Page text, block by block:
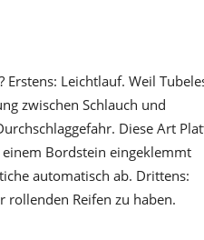
Leichtlauf. Weil
zwischen Schlauch und
Diese Art
Bordstein eingeklemmt
automatisch ab. Drittens:
rollenden Reifen zu haben.